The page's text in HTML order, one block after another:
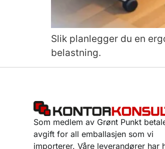
Slik planlegger du en
belastning.
Som medlem av Grønt Punkt
avgift for all emballasjen som vi
importerer. Våre leverandører har